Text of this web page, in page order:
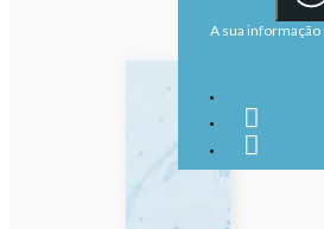
A sua informação